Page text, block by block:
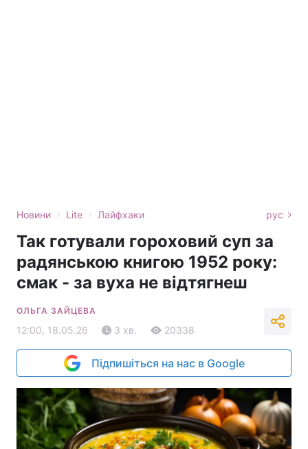
Новини › Lite › Лайфхаки рус
Так готували гороховий суп за
радянською книгою 1952 року:
смак - за вуха не відтягнеш
ОЛЬГА ЗАЙЦЕВА
12:00, 18.05.26 3 хв. 20338
Підпишіться на нас в Google